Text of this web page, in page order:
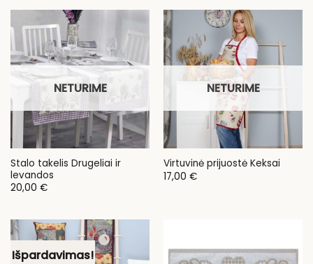
NETURIME
Stalo takelis Drugeliai ir
levandos
20,00 €
NETURIME
Virtuvinė prijuostė Keksai
17,00 €
Išpardavimas!